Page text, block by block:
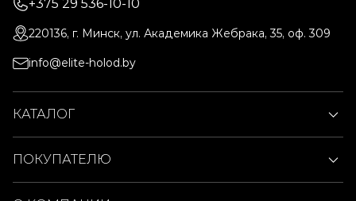
+375 29 536-10-10
220136, г. Минск, ул. Академика Жебрака, 35, оф. 309
info@elite-holod.by
КАТАЛОГ
ПОКУПАТЕЛЮ